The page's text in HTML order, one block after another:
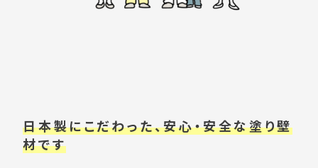
日本製にこだわった、安心・安全な塗り壁
材です